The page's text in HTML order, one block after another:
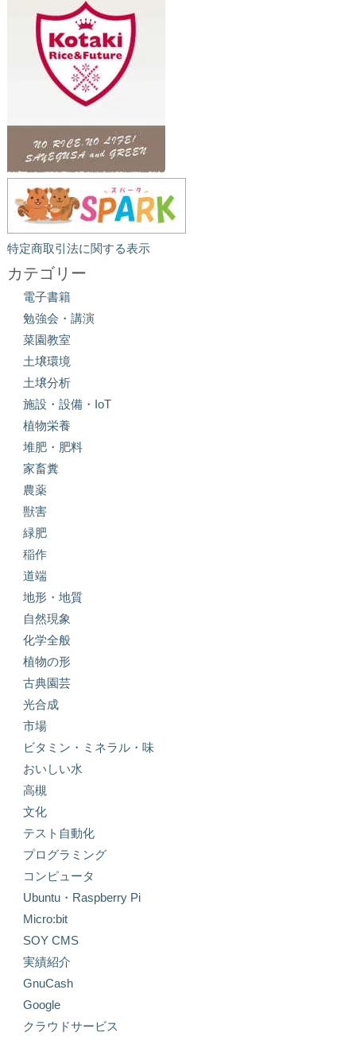
特定商取引法に関する表示
カテゴリー
電子書籍
勉強会・講演
菜園教室
土壌環境
土壌分析
施設・設備・IoT
植物栄養
堆肥・肥料
家畜糞
農薬
獣害
緑肥
稲作
道端
地形・地質
自然現象
化学全般
植物の形
古典園芸
光合成
市場
ビタミン・ミネラル・味
おいしい水
高槻
文化
テスト自動化
プログラミング
コンピュータ
Ubuntu・Raspberry Pi
Micro:bit
SOY CMS
実績紹介
GnuCash
Google
クラウドサービス